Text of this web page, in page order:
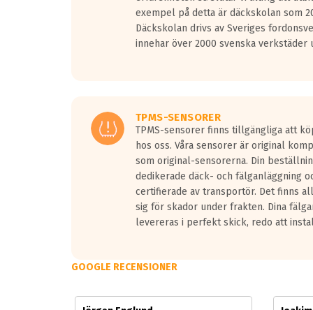
Vid körning i över 50km/h brukar
På däckmärkningen kommer det finnas en
medans de vita vågorna påvisar om det är ett tyst
Ett däck med tre svarta vågor uppnår de
exempel på detta är däckskolan som
Däckskolan drivs av Sveriges
innehar över 2000 svenska verkstäder
TPMS-SENSORER
TPMS-sensorer finns tillgängliga att
hos oss. Våra sensorer är original
som original-sensorerna. Din
dedikerade däck- och fälganläggning
certifierade av transportör. Det finns
sig för skador under frakten. Dina
levereras i perfekt skick, redo att
GOOGLE RECENSIONER